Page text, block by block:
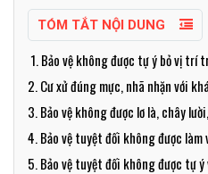
TÓM TẮT NỘI DUNG
1. Bảo vệ không được tự ý bỏ vị trí
2. Cư xử đúng mực, nhã nhặn với
3. Bảo vệ không được lơ là, chây
4. Bảo vệ tuyệt đối không được
5. Bảo vệ tuyệt đối không được tự